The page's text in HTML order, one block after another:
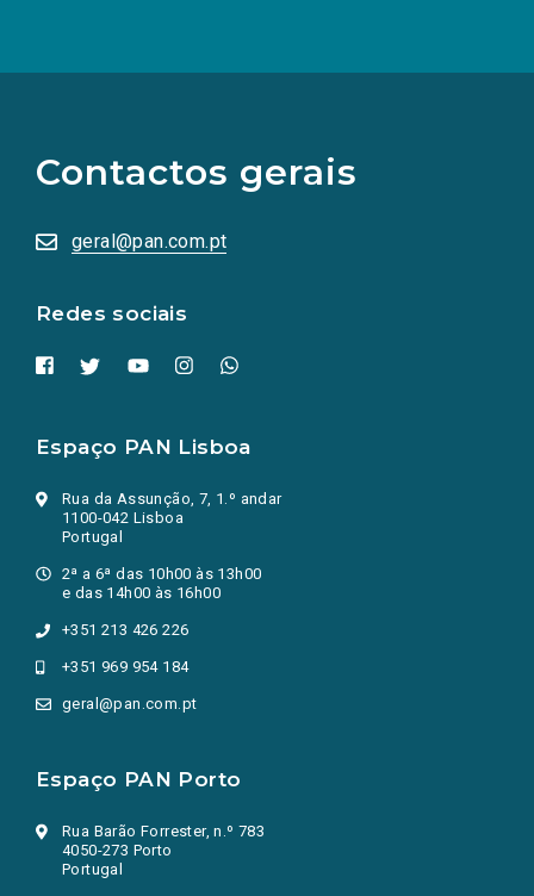
Contactos gerais
geral@pan.com.pt
Redes sociais
redes
sociais
numa
nova
Espaço PAN Lisboa
Rua da Assunção, 7, 1.º andar
1100-042 Lisboa
Portugal
2ª a 6ª das 10h00 às 13h00
e das 14h00 às 16h00
+351 213 426 226
+351 969 954 184
geral@pan.com.pt
Espaço PAN Porto
Rua Barão Forrester, n.º 783
4050-273 Porto
Portugal